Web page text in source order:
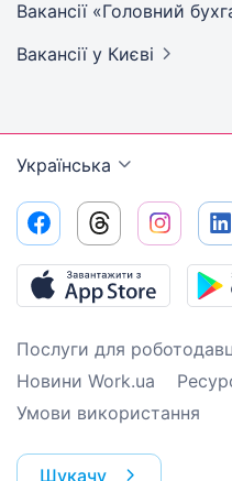
Вакансії «Головний
Вакансії у Києві
Українська
Послуги для
Новини Work.ua
Умови використання
Шукачу